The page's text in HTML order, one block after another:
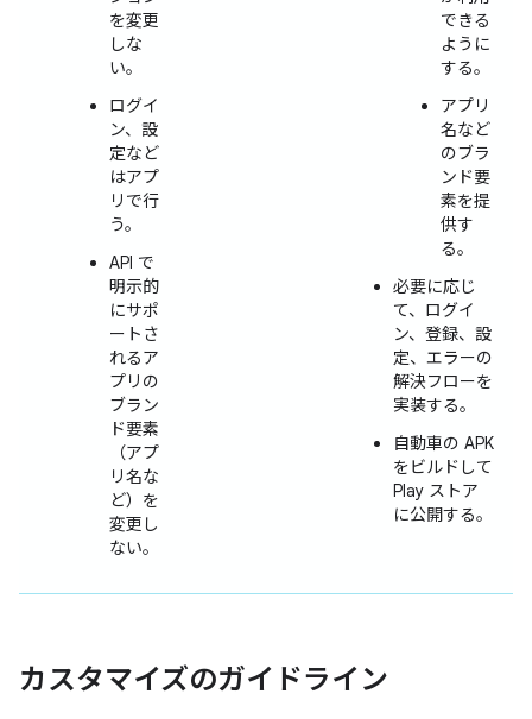
を変更
しな
い。
ログイ
ン、設
定など
はアプ
リで行
う。
API で
明示的
にサポ
ートさ
れるア
プリの
ブラン
ド要素
（アプ
リ名な
ど）を
変更し
ない。
できる
ように
する。
アプリ
名など
のブラ
ンド要
素を提
供す
る。
必要に応じ
て、ログイ
ン、登録、設
定、エラーの
解決フローを
実装する。
自動車の APK
をビルドして
Play ストア
に公開する。
カスタマイズのガイドライン